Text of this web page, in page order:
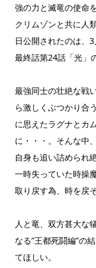
強の力と滅竜の使命
クリムゾンと共に人
日公開されたのは、
最終話第24話「光」
最強同士の壮絶な戦
ら激しくぶつかり合
に思えたラグナとカ
に・・・。そんな中
自身も追い詰められ
一時失っていた時操
取り戻す為、時を戻
人と竜、双方甚大な
なる”王都死闘編”の
てほしい。